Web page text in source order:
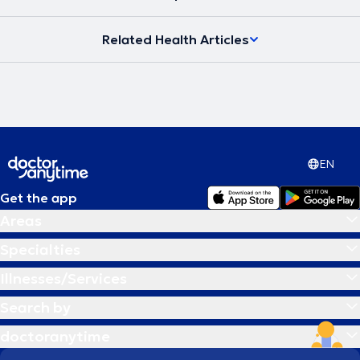
ιατρική εντείνεται όλο και περισσότερο η προσπάθεια για
Related Health Articles
EN
Get the app